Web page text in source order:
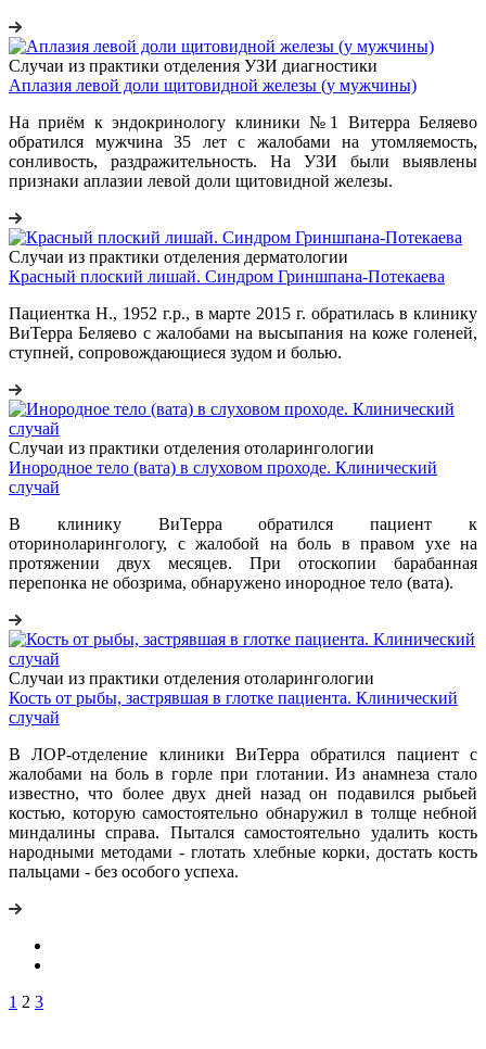
Случаи из практики отделения УЗИ диагностики
Аплазия левой доли щитовидной железы (у мужчины)
На приём к эндокринологу клиники №1 Витерра Беляево
обратился мужчина 35 лет с жалобами на утомляемость,
сонливость, раздражительность. На УЗИ были выявлены
признаки аплазии левой доли щитовидной железы.
Случаи из практики отделения дерматологии
Красный плоский лишай. Синдром Гриншпана-Потекаева
Пациентка Н., 1952 г.р., в марте 2015 г. обратилась в клинику
ВиТерра Беляево с жалобами на высыпания на коже голеней,
ступней, сопровождающиеся зудом и болью.
Случаи из практики отделения отоларингологии
Инородное тело (вата) в слуховом проходе. Клинический
случай
В клинику ВиТерра обратился пациент к
оториноларингологу, с жалобой на боль в правом ухе на
протяжении двух месяцев. При отоскопии барабанная
перепонка не обозрима, обнаружено инородное тело (вата).
Случаи из практики отделения отоларингологии
Кость от рыбы, застрявшая в глотке пациента. Клинический
случай
В ЛОР-отделение клиники ВиТерра обратился
пациент с
жалобами на боль в горле при глотании. Из анамнеза стало
известно, что более двух дней назад он подавился рыбьей
костью, которую самостоятельно обнаружил в толще небной
миндалины справа. Пытался самостоятельно удалить кость
народными методами - глотать хлебные корки, достать кость
пальцами - без особого успеха.
1 2 3